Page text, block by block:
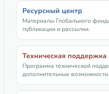
Ресурсный центр
Материалы Глобального
публикации и рассылки.
Техническая поддержка
Программа технической
дополнительные возможности.